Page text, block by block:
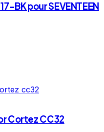
BK pour SEVENTEEN
Cortez CC32